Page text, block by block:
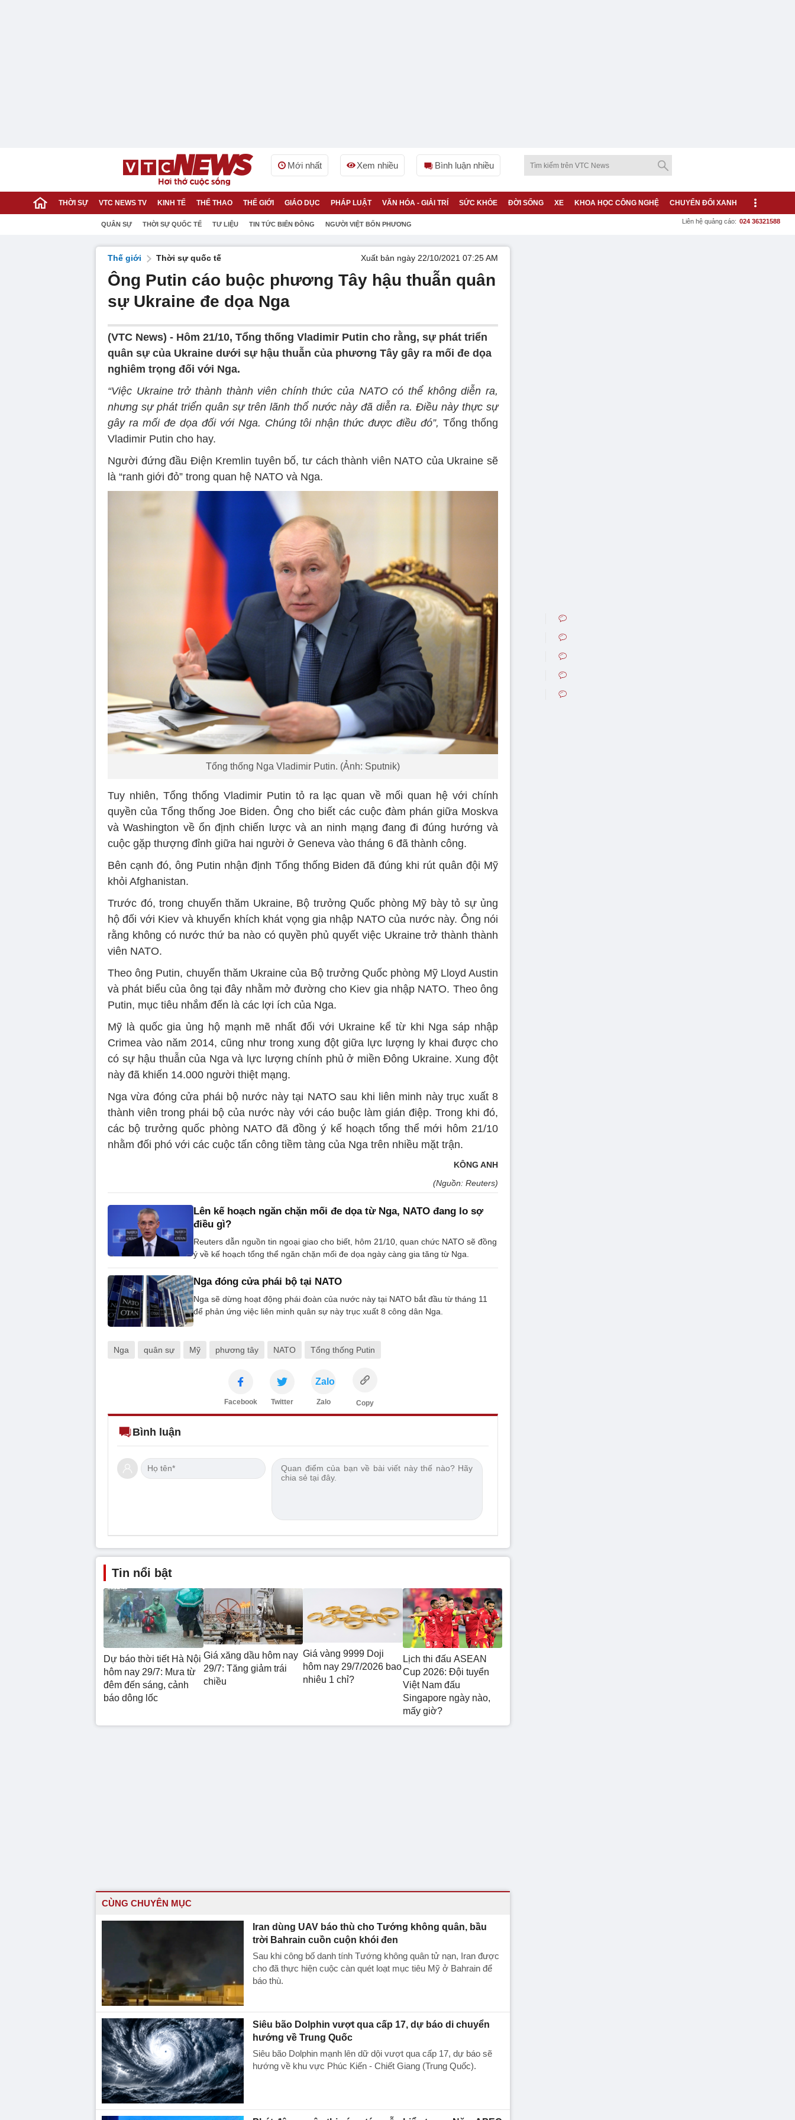
Mới nhất Xem nhiều Bình luận nhiều
THỜI SỰ VTC NEWS TV KINH TẾ THỂ THAO THẾ GIỚI GIÁO DỤC PHÁP LUẬT VĂN HÓA - GIẢI TRÍ SỨC KHỎE ĐỜI SỐNG XE KHOA HỌC CÔNG NGHỆ CHUYỂN ĐỔI XANH
QUÂN SỰ THỜI SỰ QUỐC TẾ TƯ LIỆU TIN TỨC BIỂN ĐÔNG NGƯỜI VIỆT BỐN PHƯƠNG Liên hệ quảng cáo: 024 36321588
Thế giới Thời sự quốc tế Xuất bản ngày 22/10/2021 07:25 AM
Ông Putin cáo buộc phương Tây hậu thuẫn quân
sự Ukraine đe dọa Nga
(VTC News) - Hôm 21/10, Tổng thống Vladimir Putin cho rằng, sự phát triển
quân sự của Ukraine dưới sự hậu thuẫn của phương Tây gây ra mối đe dọa
nghiêm trọng đối với Nga.
“Việc Ukraine trở thành thành viên chính thức của NATO có thể không diễn ra,
nhưng sự phát triển quân sự trên lãnh thổ nước này đã diễn ra. Điều này thực sự
gây ra mối đe dọa đối với Nga. Chúng tôi nhận thức được điều đó”, Tổng thống
Vladimir Putin cho hay.
Người đứng đầu Điện Kremlin tuyên bố, tư cách thành viên NATO của Ukraine sẽ
là “ranh giới đỏ” trong quan hệ NATO và Nga.
Tổng thống Nga Vladimir Putin. (Ảnh: Sputnik)
Tuy nhiên, Tổng thống Vladimir Putin tỏ ra lạc quan về mối quan hệ với chính
quyền của Tổng thống Joe Biden. Ông cho biết các cuộc đàm phán giữa Moskva
và Washington về ổn định chiến lược và an ninh mạng đang đi đúng hướng và
cuộc gặp thượng đỉnh giữa hai người ở Geneva vào tháng 6 đã thành công.
Bên cạnh đó, ông Putin nhận định Tổng thống Biden đã đúng khi rút quân đội Mỹ
khỏi Afghanistan.
Trước đó, trong chuyến thăm Ukraine, Bộ trưởng Quốc phòng Mỹ bày tỏ sự ủng
hộ đối với Kiev và khuyến khích khát vọng gia nhập NATO của nước này. Ông nói
rằng không có nước thứ ba nào có quyền phủ quyết việc Ukraine trở thành thành
viên NATO.
Theo ông Putin, chuyến thăm Ukraine của Bộ trưởng Quốc phòng Mỹ Lloyd Austin
và phát biểu của ông tại đây nhằm mở đường cho Kiev gia nhập NATO. Theo ông
Putin, mục tiêu nhắm đến là các lợi ích của Nga.
Mỹ là quốc gia ủng hộ mạnh mẽ nhất đối với Ukraine kể từ khi Nga sáp nhập
Crimea vào năm 2014, cũng như trong xung đột giữa lực lượng ly khai được cho
có sự hậu thuẫn của Nga và lực lượng chính phủ ở miền Đông Ukraine. Xung đột
này đã khiến 14.000 người thiệt mạng.
Nga vừa đóng cửa phái bộ nước này tại NATO sau khi liên minh này trục xuất 8
thành viên trong phái bộ của nước này với cáo buộc làm gián điệp. Trong khi đó,
các bộ trưởng quốc phòng NATO đã đồng ý kế hoạch tổng thể mới hôm 21/10
nhằm đối phó với các cuộc tấn công tiềm tàng của Nga trên nhiều mặt trận.
KÔNG ANH
(Nguồn: Reuters)
Lên kế hoạch ngăn chặn mối đe dọa từ Nga, NATO đang lo sợ
điều gì?
Reuters dẫn nguồn tin ngoại giao cho biết, hôm 21/10, quan chức NATO sẽ đồng
ý về kế hoạch tổng thể ngăn chặn mối đe dọa ngày càng gia tăng từ Nga.
Nga đóng cửa phái bộ tại NATO
Nga sẽ dừng hoạt động phái đoàn của nước này tại NATO bắt đầu từ tháng 11
để phản ứng việc liên minh quân sự này trục xuất 8 công dân Nga.
Nga quân sự Mỹ phương tây NATO Tổng thống Putin
Facebook Twitter
Zalo
Zalo Copy
Bình luận
Tin nổi bật
Dự báo thời tiết Hà Nội
hôm nay 29/7: Mưa từ
đêm đến sáng, cảnh
báo dông lốc
Giá xăng dầu hôm nay
29/7: Tăng giảm trái
chiều
Giá vàng 9999 Doji
hôm nay 29/7/2026 bao
nhiêu 1 chỉ?
Lịch thi đấu ASEAN
Cup 2026: Đội tuyển
Việt Nam đấu
Singapore ngày nào,
mấy giờ?
CÙNG CHUYÊN MỤC
Iran dùng UAV báo thù cho Tướng không quân, bầu
trời Bahrain cuồn cuộn khói đen
Sau khi công bố danh tính Tướng không quân tử nạn, Iran được
cho đã thực hiện cuộc càn quét loạt mục tiêu Mỹ ở Bahrain để
báo thù.
Siêu bão Dolphin vượt qua cấp 17, dự báo di chuyển
hướng về Trung Quốc
Siêu bão Dolphin mạnh lên dữ dội vượt qua cấp 17, dự báo sẽ
hướng về khu vực Phúc Kiến - Chiết Giang (Trung Quốc).